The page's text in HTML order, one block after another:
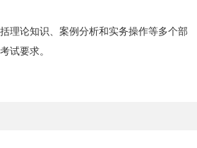
理论知识、案例分析和实务操作等多个部
试要求。